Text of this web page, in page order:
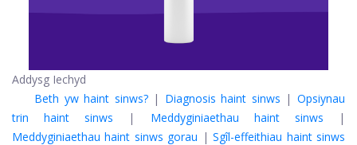
Addysg Iechyd
Beth yw haint sinws?| Diagnosis haint sinws |Opsiynau
trin haint sinws | Meddyginiaethau haint sinws |
Meddyginiaethau haint sinws gorau |Sgîl-effeithiau haint sinws